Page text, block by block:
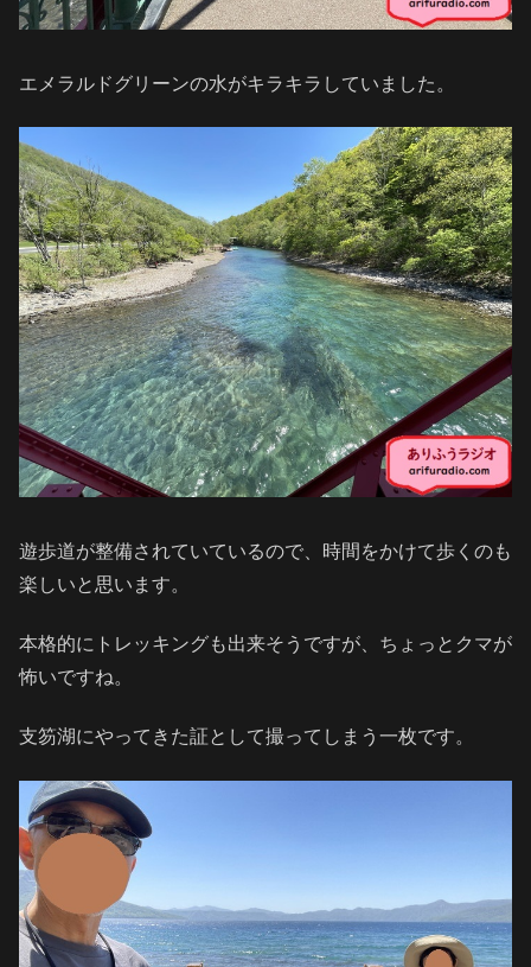
エメラルドグリーンの水がキラキラしていました。
遊歩道が整備されていているので、時間をかけて歩くのも
楽しいと思います。
本格的にトレッキングも出来そうですが、ちょっとクマが
怖いですね。
支笏湖にやってきた証として撮ってしまう一枚です。